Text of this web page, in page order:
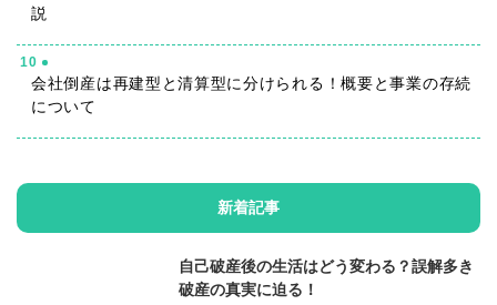
説
10
会社倒産は再建型と清算型に分けられる！概要と事業の存続
について
新着記事
自己破産後の生活はどう変わる？誤解多き
破産の真実に迫る！